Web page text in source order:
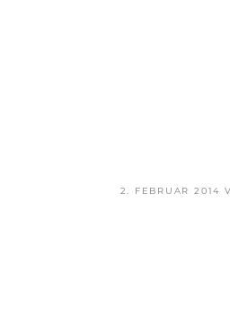
VERÖFFENTLICHT
2. FEBRUAR 2014